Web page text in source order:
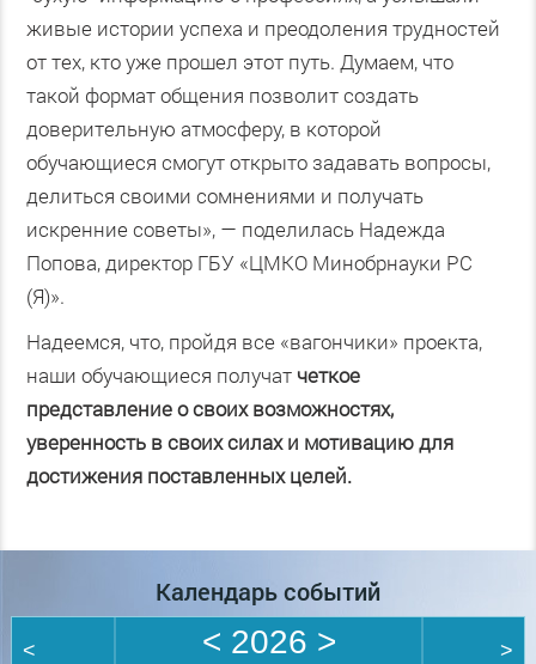
живые истории успеха и преодоления трудностей
от тех, кто уже прошел этот путь. Думаем, что
такой формат общения позволит создать
доверительную атмосферу, в которой
обучающиеся смогут открыто задавать вопросы,
делиться своими сомнениями и получать
искренние советы», — поделилась Надежда
Попова, директор ГБУ «ЦМКО Минобрнауки РС
(Я)».
Надеемся, что, пройдя все «вагончики» проекта,
наши обучающиеся получат четкое
представление о своих возможностях,
уверенность в своих силах и мотивацию для
достижения поставленных целей.
Календарь событий
< < 2026 > >